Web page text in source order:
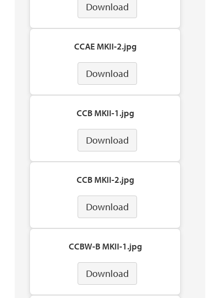
Download
CCAE MKII-2.jpg
Download
CCB MKII-1.jpg
Download
CCB MKII-2.jpg
Download
CCBW-B MKII-1.jpg
Download